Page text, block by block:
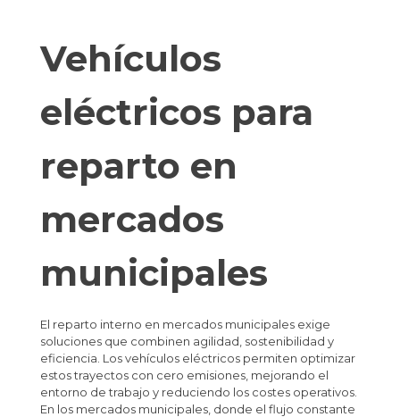
Vehículos
eléctricos para
reparto en
mercados
municipales
El reparto interno en mercados municipales exige
soluciones que combinen agilidad, sostenibilidad y
eficiencia. Los vehículos eléctricos permiten optimizar
estos trayectos con cero emisiones, mejorando el
entorno de trabajo y reduciendo los costes operativos.
En los mercados municipales, donde el flujo constante